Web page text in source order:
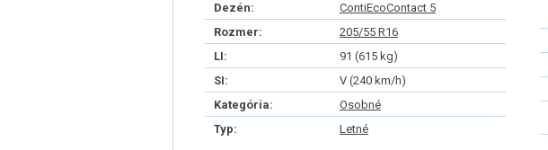
Dezén:
ContiEcoContact 5
Rozmer:
205/55 R16
LI:
91 (615 kg)
SI:
V (240 km/h)
Kategória:
Osobné
Typ:
Letné